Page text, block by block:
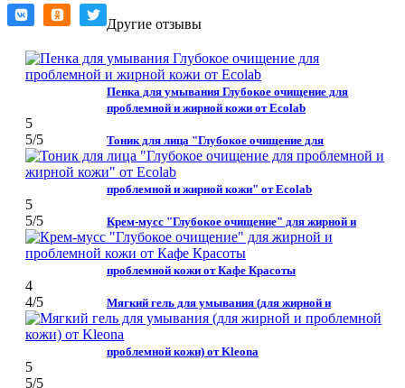
Другие отзывы
Пенка для умывания Глубокое очищение для
проблемной и жирной кожи от Ecolab
5
5/5 Тоник для лица "Глубокое очищение для
проблемной и жирной кожи" от Ecolab
5
5/5 Крем-мусс "Глубокое очищение" для жирной и
проблемной кожи от Кафе Красоты
4
4/5 Мягкий гель для умывания (для жирной и
проблемной кожи) от Kleona
5
5/5